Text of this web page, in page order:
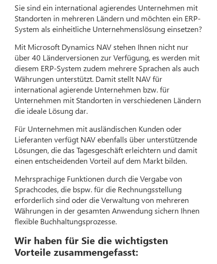
Sie sind ein international agierendes Unternehmen mit
Standorten in mehreren Ländern und möchten ein ERP-
System als einheitliche Unternehmenslösung einsetzen?
Mit Microsoft Dynamics NAV stehen Ihnen nicht nur
über 40 Länderversionen zur Verfügung, es werden mit
diesem ERP-System zudem mehrere Sprachen als auch
Währungen unterstützt. Damit stellt NAV für
international agierende Unternehmen bzw. für
Unternehmen mit Standorten in verschiedenen Ländern
die ideale Lösung dar.
Für Unternehmen mit ausländischen Kunden oder
Lieferanten verfügt NAV ebenfalls über unterstützende
Lösungen, die das Tagesgeschäft erleichtern und damit
einen entscheidenden Vorteil auf dem Markt bilden.
Mehrsprachige Funktionen durch die Vergabe von
Sprachcodes, die bspw. für die Rechnungsstellung
erforderlich sind oder die Verwaltung von mehreren
Währungen in der gesamten Anwendung sichern Ihnen
flexible Buchhaltungsprozesse.
Wir haben für Sie die wichtigsten
Vorteile zusammengefasst: